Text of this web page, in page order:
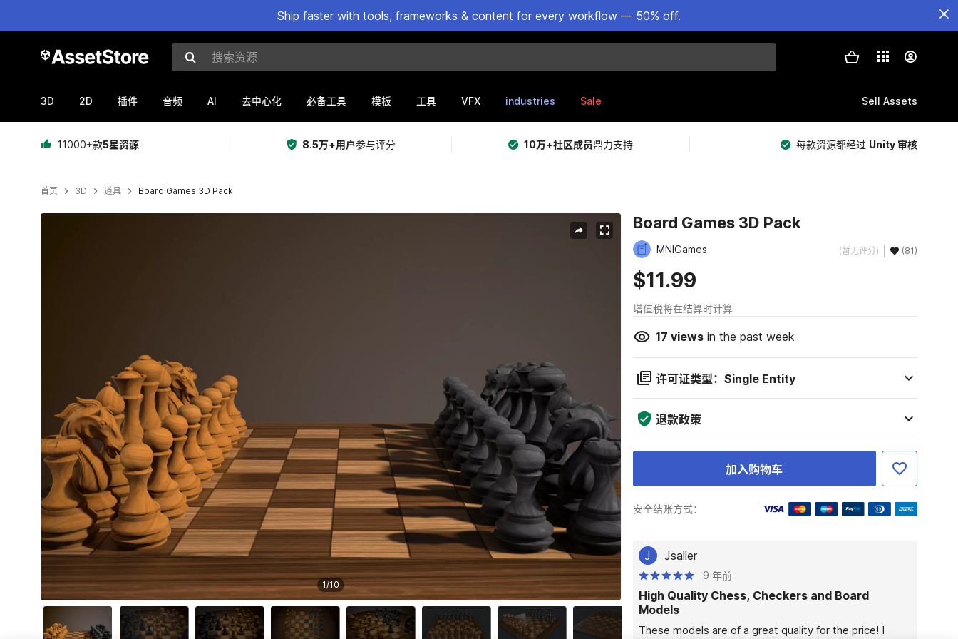
Ship faster with tools, frameworks & content for every workflow — 50% off.
搜索资源
3D 2D 插件 音频 AI 去中心化 必备工具 模板 工具 VFX industries Sale Sell Assets
11000+款5星资源 8.5万+用户参与评分 10万+社区成员鼎力支持 每款资源都经过 Unity 审核
首页 3D 道具 Board Games 3D Pack
1/10
Board Games 3D Pack
MNIGames (暂无评分) (81)
$11.99
增值税将在结算时计算
17 viewsin the past week
许可证类型：Single Entity
退款政策
加入购物车
安全结账方式：
J Jsaller
9 年前
High Quality Chess, Checkers and Board
Models
These models are of a great quality for the price! I